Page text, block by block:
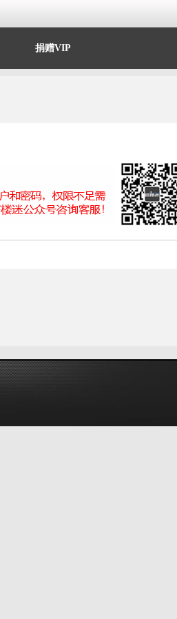
捐赠VIP